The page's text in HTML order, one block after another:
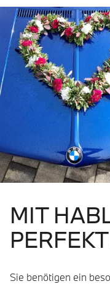
MIT
Sie benötigen ein